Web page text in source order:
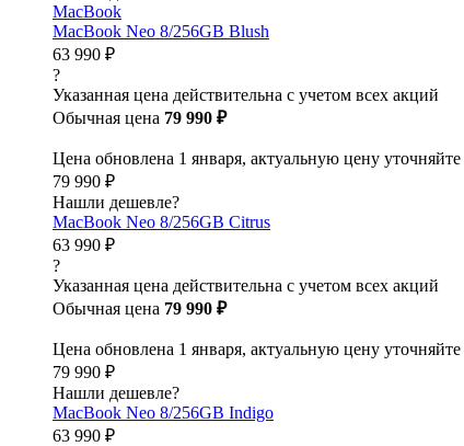
MacBook
MacBook Neo 8/256GB Blush
63 990 ₽
?
Указанная цена действительна с учетом всех акций
Обычная цена 79 990 ₽
Цена обновлена 1 января, актуальную цену уточняйте
79 990 ₽
Нашли дешевле?
MacBook Neo 8/256GB Citrus
63 990 ₽
?
Указанная цена действительна с учетом всех акций
Обычная цена 79 990 ₽
Цена обновлена 1 января, актуальную цену уточняйте
79 990 ₽
Нашли дешевле?
MacBook Neo 8/256GB Indigo
63 990 ₽